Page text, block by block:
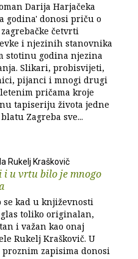
Darija Harjačeka
godina' donosi priču o
četvrti
i njezinih stanovnika
stotinu godina njezina
Slikari, probisvijeti,
pijanci i mnogi drugi
pričama kroje
tapiseriju života jedne
Zagreba sve...
Rukelj Kraškovič
i u vrtu bilo je mnogo
se kad u književnosti
toliko originalan,
i važan kao onaj
Rukelj Kraškovič. U
proznim zapisima donosi